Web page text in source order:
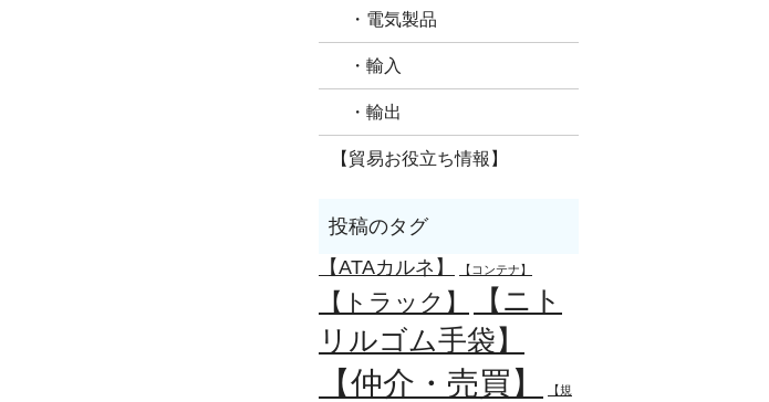
・電気製品
・輸入
・輸出
【貿易お役立ち情報】
【ATAカルネ】 【コンテナ】
【トラック】
【ニト
リルゴム手袋】
【仲介・売買】 【規